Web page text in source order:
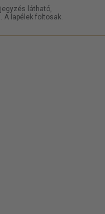
látható,
A lapélek foltosak.